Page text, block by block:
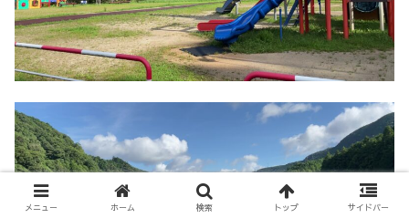
メニュー ホーム 検索 トップ サイドバー